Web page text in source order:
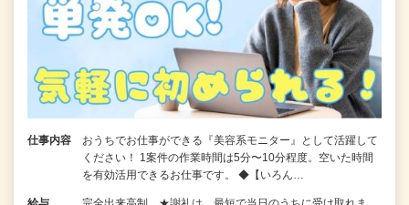
仕事内容
おうちでお仕事ができる『美容系モニター』として活躍して
ください！ 1案件の作業時間は5分〜10分程度。空いた時間
を有効活用できるお仕事です。 ◆【いろん…